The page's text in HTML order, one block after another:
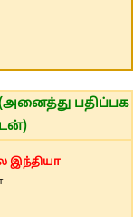
பதிப்பக
இந்தியா